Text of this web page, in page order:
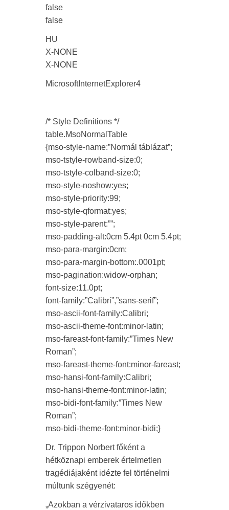
false
false
HU
X-NONE
X-NONE
MicrosoftInternetExplorer4
/* Style Definitions */
table.MsoNormalTable
{mso-style-name:”Normál táblázat”;
mso-tstyle-rowband-size:0;
mso-tstyle-colband-size:0;
mso-style-noshow:yes;
mso-style-priority:99;
mso-style-qformat:yes;
mso-style-parent:””;
mso-padding-alt:0cm 5.4pt 0cm 5.4pt;
mso-para-margin:0cm;
mso-para-margin-bottom:.0001pt;
mso-pagination:widow-orphan;
font-size:11.0pt;
font-family:”Calibri”,”sans-serif”;
mso-ascii-font-family:Calibri;
mso-ascii-theme-font:minor-latin;
mso-fareast-font-family:”Times New
Roman”;
mso-fareast-theme-font:minor-fareast;
mso-hansi-font-family:Calibri;
mso-hansi-theme-font:minor-latin;
mso-bidi-font-family:”Times New
Roman”;
mso-bidi-theme-font:minor-bidi;}
Dr. Trippon Norbert főként a
hétköznapi emberek értelmetlen
tragédiájaként idézte fel történelmi
múltunk szégyenét:
„Azokban a vérzivataros időkben